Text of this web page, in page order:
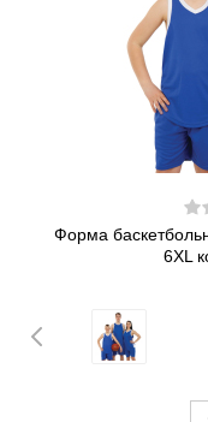
Форма
6XL